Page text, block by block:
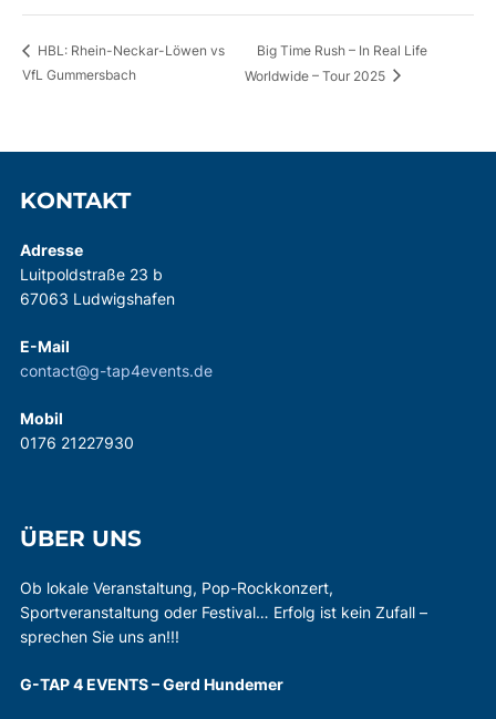
HBL: Rhein-Neckar-Löwen vs
VfL Gummersbach
Big Time Rush – In Real Life
Worldwide – Tour 2025
KONTAKT
Adresse
Luitpoldstraße 23 b
67063 Ludwigshafen
E-Mail
contact@g-tap4events.de
Mobil
0176 21227930
ÜBER UNS
Ob lokale Veranstaltung, Pop-Rockkonzert,
Sportveranstaltung oder Festival… Erfolg ist kein Zufall –
sprechen Sie uns an!!!
G-TAP 4 EVENTS – Gerd Hundemer